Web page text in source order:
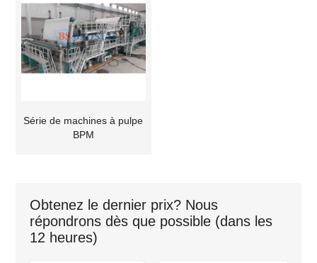
Série de machines à pulpe
BPM
Obtenez le dernier prix? Nous
répondrons dès que possible (dans les
12 heures)